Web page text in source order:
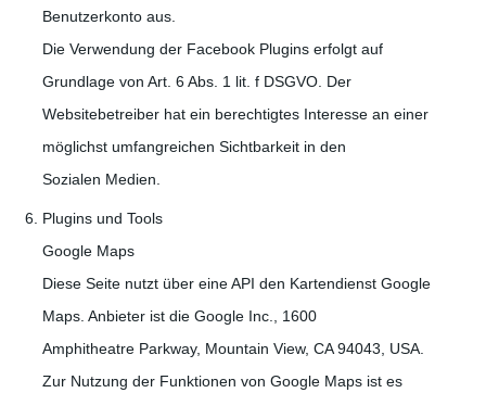
Benutzerkonto aus.
Die Verwendung der Facebook Plugins erfolgt auf
Grundlage von Art. 6 Abs. 1 lit. f DSGVO. Der
Websitebetreiber hat ein berechtigtes Interesse an einer
möglichst umfangreichen Sichtbarkeit in den
Sozialen Medien.
Plugins und Tools
Google Maps
Diese Seite nutzt über eine API den Kartendienst Google
Maps. Anbieter ist die Google Inc., 1600
Amphitheatre Parkway, Mountain View, CA 94043, USA.
Zur Nutzung der Funktionen von Google Maps ist es